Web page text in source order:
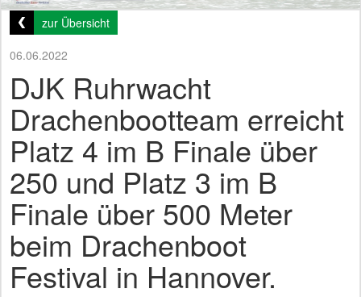
zur Übersicht
06.06.2022
DJK Ruhrwacht
Drachenbootteam erreicht
Platz 4 im B Finale über
250 und Platz 3 im B
Finale über 500 Meter
beim Drachenboot
Festival in Hannover.